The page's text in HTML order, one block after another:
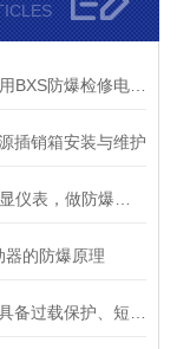
插销箱安装与维护
器的防爆原理